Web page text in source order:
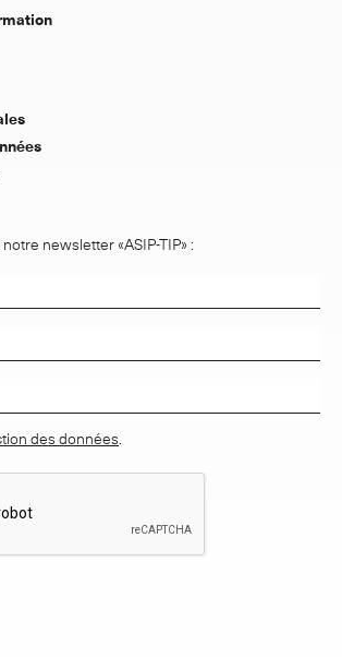
newsletter «ASIP-TIP» :
des données.